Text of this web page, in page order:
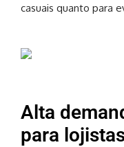
casuais quanto para
Alta
para